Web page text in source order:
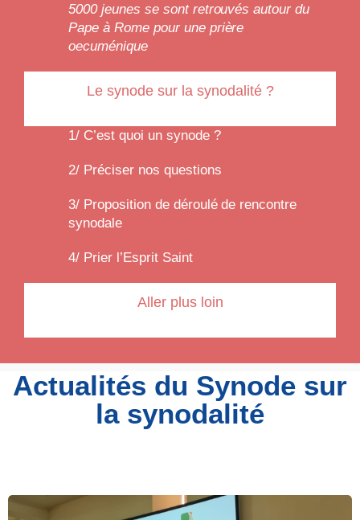
5000 jeunes se sont retrouvés autour du
Pape à Rome pour une prière
oecuménique
Le synode sur la synodalité ?
1/ C’est quoi un synode ?
2/ Préciser nos questions
3/ Proposition de déroulé de rencontre
synodale
4/ Prier l’Esprit Saint
Aller plus loin
Actualités du Synode sur
la synodalité